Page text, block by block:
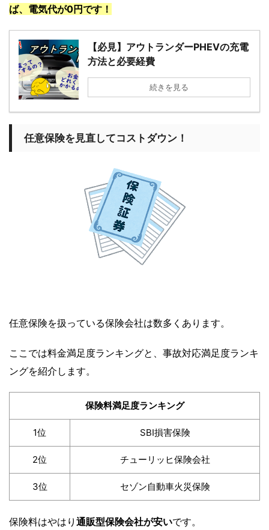
ば、電気代が0円です！
【必見】アウトランダーPHEVの充電
方法と必要経費
続きを見る
任意保険を見直してコストダウン！
任意保険を扱っている保険会社は数多くあります。
ここでは料金満足度ランキングと、事故対応満足度ランキ
ングを紹介します。
保険料満足度ランキング
1位 SBI損害保険
2位 チューリッヒ保険会社
3位 セゾン自動車火災保険
保険料はやはり 通販型保険会社が安いです。